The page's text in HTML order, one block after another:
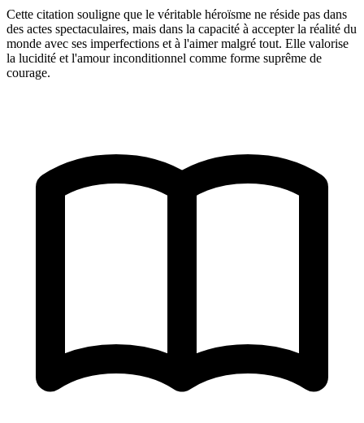
Cette citation souligne que le véritable héroïsme ne réside pas dans
des actes spectaculaires, mais dans la capacité à accepter la réalité du
monde avec ses imperfections et à l'aimer malgré tout. Elle valorise
la lucidité et l'amour inconditionnel comme forme suprême de
courage.